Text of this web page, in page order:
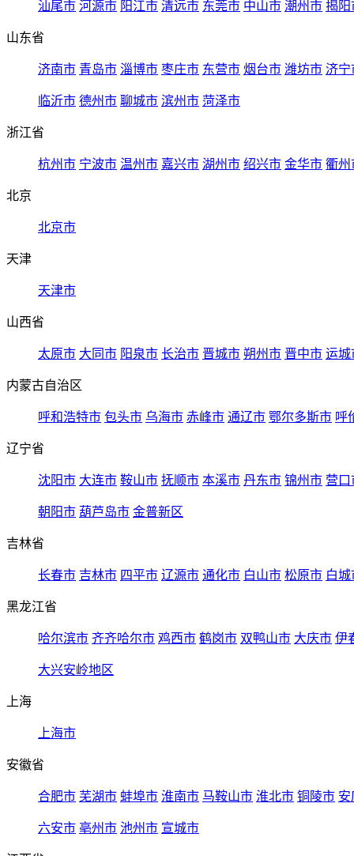
汕尾市 河源市 阳江市 清远市 东莞市 中山市 潮州市 揭阳
山东省
济南市 青岛市 淄博市 枣庄市 东营市 烟台市 潍坊市 济宁
临沂市 德州市 聊城市 滨州市 菏泽市
浙江省
杭州市 宁波市 温州市 嘉兴市 湖州市 绍兴市 金华市 衢州
北京
北京市
天津
天津市
山西省
太原市 大同市 阳泉市 长治市 晋城市 朔州市 晋中市 运城
内蒙古自治区
呼和浩特市 包头市 乌海市 赤峰市 通辽市 鄂尔多斯市 呼
辽宁省
沈阳市 大连市 鞍山市 抚顺市 本溪市 丹东市 锦州市 营口
朝阳市 葫芦岛市 金普新区
吉林省
长春市 吉林市 四平市 辽源市 通化市 白山市 松原市 白城
黑龙江省
哈尔滨市 齐齐哈尔市 鸡西市 鹤岗市 双鸭山市 大庆市 伊
大兴安岭地区
上海
上海市
安徽省
合肥市 芜湖市 蚌埠市 淮南市 马鞍山市 淮北市 铜陵市 安
六安市 亳州市 池州市 宣城市